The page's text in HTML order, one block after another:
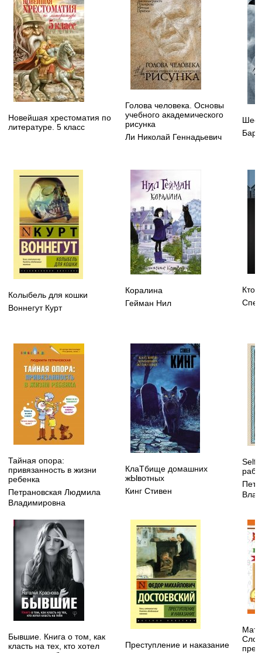
Новейшая хрестоматия по
литературе. 5 класс
Голова человека. Основы
учебного академического
рисунка
Ли Николай Геннадьевич
Колыбель для кошки
Воннегут Курт
Коралина
Гейман Нил
Кто
Тайная опора:
привязанность в жизни
ребенка
Петрановская Людмила
Владимировна
КлаТбище домашних
жЫвотных
Кинг Стивен
Бывшие. Книга о том, как
класть на тех, кто хотел
Преступление и наказание